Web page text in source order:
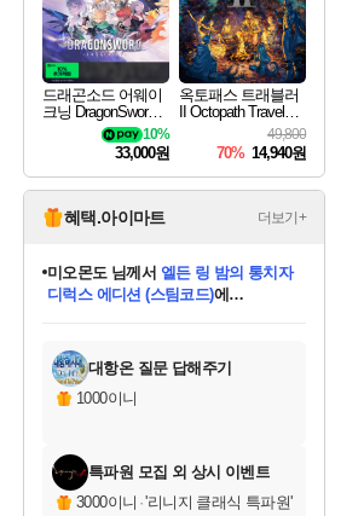
드래곤소드 어웨이
크닝 DragonSword A
10%
33,000원
옥토패스 트래블러
II Octopath Traveler I
49,800
70% 14,940원
혜택.아이마트 더보기+
교환.
당첨되셨습니다.
당첨되셨습니다.
당첨되셨습니다.
미오몬도 님께서
당첨되셨습니다.
아기쿠키님께서 (본편포함) 데이브 더
다이버 인 더 정글 번들 (스팀코드)
당첨되셨습니다.
당첨되셨습니다.
에디션 (스팀코드)를 교환.
당첨되셨습니다.
대항온 질문 답해주기
1000이니
특파원 모집 외 상시 이벤트
3000이니 ·'리니지 클래식 특파원'